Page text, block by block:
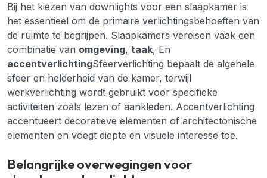
Bij het kiezen van downlights voor een slaapkamer is
het essentieel om de primaire verlichtingsbehoeften van
de ruimte te begrijpen. Slaapkamers vereisen vaak een
combinatie van omgeving, taak, En
accentverlichtingSfeerverlichting bepaalt de algehele
sfeer en helderheid van de kamer, terwijl
werkverlichting wordt gebruikt voor specifieke
activiteiten zoals lezen of aankleden. Accentverlichting
accentueert decoratieve elementen of architectonische
elementen en voegt diepte en visuele interesse toe.
Belangrijke overwegingen voor